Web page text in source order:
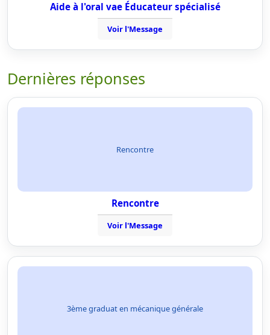
Aide à l'oral vae Éducateur spécialisé
Voir l'Message
Dernières réponses
Rencontre
Rencontre
Voir l'Message
3ème graduat en mécanique générale